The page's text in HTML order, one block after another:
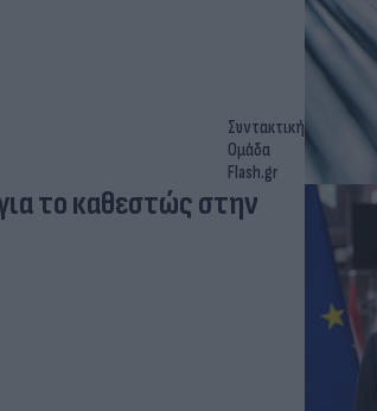
Συντακτική
Ομάδα
Flash.gr
το καθεστώς στην